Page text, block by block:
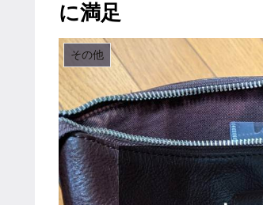
に満足
その他